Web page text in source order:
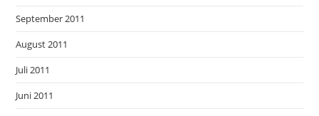
September 2011
August 2011
Juli 2011
Juni 2011